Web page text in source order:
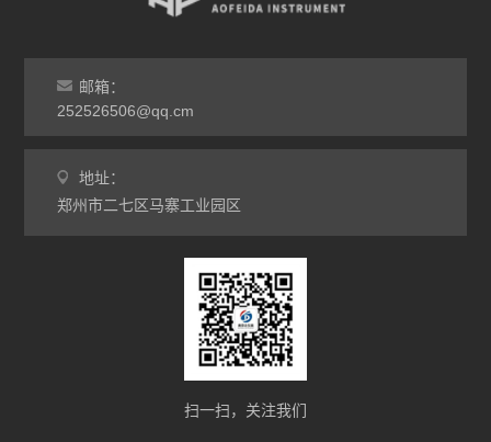
干燥箱
烘箱
工业电炉
邮箱：
252526506@qq.cm
地址：
郑州市二七区马寨工业园区
扫一扫，关注我们